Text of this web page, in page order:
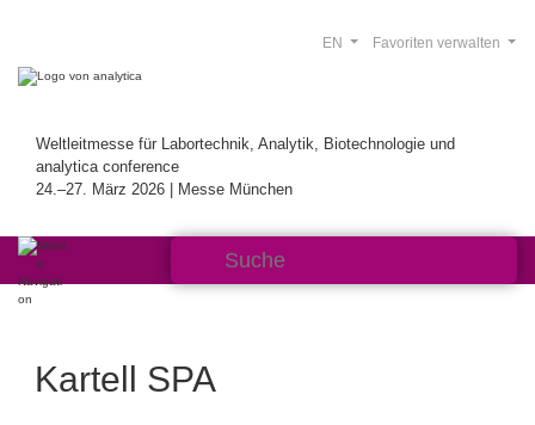
Weltleitmesse für Labortechnik, Analytik, Biotechnologie und
analytica conference
24.–27. März 2026 | Messe München
Favoriten verwalten
EN
Kartell SPA